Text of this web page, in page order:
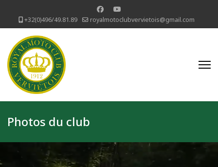
+32(0)496/49.81.89 royalmotoclubvervietois@gmail.com
Photos du club